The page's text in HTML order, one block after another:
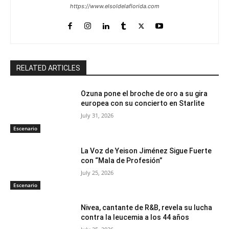
https://www.elsoldelaflorida.com
RELATED ARTICLES
Escenario
Ozuna pone el broche de oro a su gira
europea con su concierto en Starlite
July 31, 2026
Escenario
La Voz de Yeison Jiménez Sigue Fuerte
con “Mala de Profesión”
July 25, 2026
Nivea, cantante de R&B, revela su lucha
contra la leucemia a los 44 años